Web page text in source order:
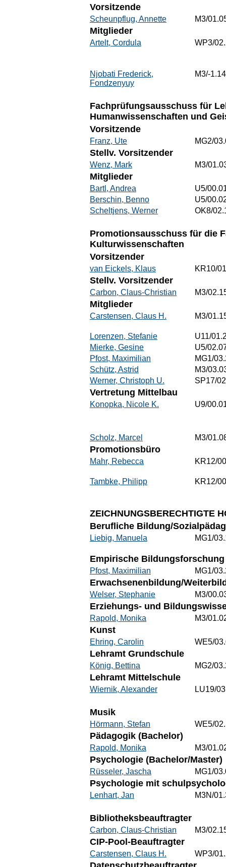
Vorsitzende
Scheunpflug, Annette M3/
Mitglieder
Artelt, Cordula WP3/
Njobati Frederick,
Fondzenyuy
M3/-1.14
Fachprüfungsausschuss für
Humanwissenschaften und
Vorsitzende
Franz, Ute MG2/
Stellv. Vorsitzender
Wenz, Mark M3/
Mitglieder
Bartl, Andrea
U5/
Berschin, Benno
U5/
Scheltjens, Werner
OK8/
Promotionsausschuss für die
Kulturwissenschaften
Vorsitzender
van Eickels, Klaus KR10/
Stellv. Vorsitzender
Carbon, Claus-Christian M3/
Mitglieder
Carstensen, Claus H. M3/
Lorenzen, Stefanie
U11/
Mierke, Gesine
U5/
Pfost, Maximilian
MG1/
Schütz, Astrid
M3/
Werner, Christoph U.
SP17/
Vertretung Mittelbau
Konopka, Nicole K. U9/
Scholz, Marcel M3/
Promotionsbüro
Mahr, Rebecca KR12/
Tambke, Philipp KR12/
ZEICHNUNGSBERECHTIGTE
Berufliche Bildung/
Liebig, Manuela MG1/
Empirische Bildungsforschung
Pfost, Maximilian MG1/
Erwachsenenbildung/
Welser, Stephanie M3/
Erziehungs- und
Rapold, Monika M3/
Kunst
Ehring, Carolin WE5/
Lehramt Grundschule
König, Bettina MG2/
Lehramt Mittelschule
Wiernik, Alexander LU19/
Musik
Hörmann, Stefan WE5/
Pädagogik (Bachelor)
Rapold, Monika M3/
Psychologie (Bachelor/Master)
Rüsseler, Jascha MG1/
Psychologie mit
Lenhart, Jan M3N/
Bibliotheksbeauftragter
Carbon, Claus-Christian M3/
CIP-Pool-Beauftragter
Carstensen, Claus H. WP3/